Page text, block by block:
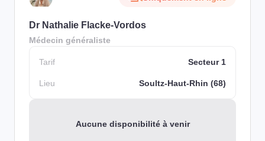
Dr Nathalie Flacke-Vordos
Médecin généraliste
Tarif Secteur 1
Lieu Soultz-Haut-Rhin (68)
Aucune disponibilité à venir